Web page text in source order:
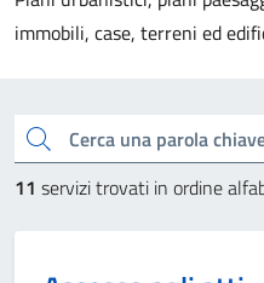
immobili, case, terreni ed
Cerca una parola chiave
11 servizi trovati in ordine